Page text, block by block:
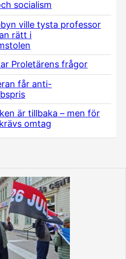
socialism
ville tysta professor
rätt i
Proletärens frågor
får anti-
är tillbaka – men för
omtag